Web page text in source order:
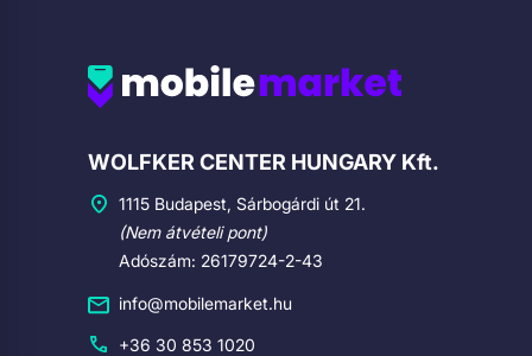
Cégadatok
WOLFKER CENTER HUNGARY Kft.
1115 Budapest, Sárbogárdi út 21.
(Nem átvételi pont)
Adószám: 26179724-2-43
info@mobilemarket.hu
+36 30 853 1020